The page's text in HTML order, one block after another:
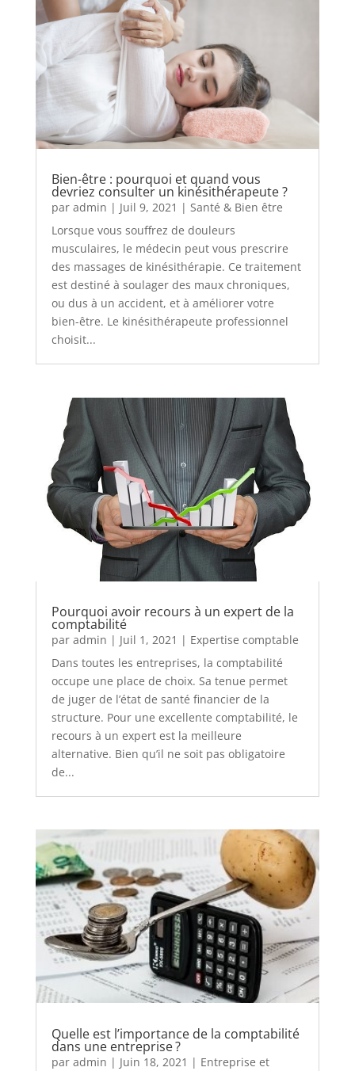
Bien-être : pourquoi et quand vous
devriez consulter un kinésithérapeute ?
par admin | Juil 9, 2021 | Santé & Bien être
Lorsque vous souffrez de douleurs
musculaires, le médecin peut vous prescrire
des massages de kinésithérapie. Ce traitement
est destiné à soulager des maux chroniques,
ou dus à un accident, et à améliorer votre
bien-être. Le kinésithérapeute professionnel
choisit...
Pourquoi avoir recours à un expert de la
comptabilité
par admin | Juil 1, 2021 | Expertise comptable
Dans toutes les entreprises, la comptabilité
occupe une place de choix. Sa tenue permet
de juger de l’état de santé financier de la
structure. Pour une excellente comptabilité, le
recours à un expert est la meilleure
alternative. Bien qu’il ne soit pas obligatoire
de...
Quelle est l’importance de la comptabilité
dans une entreprise ?
par admin | Juin 18, 2021 | Entreprise et